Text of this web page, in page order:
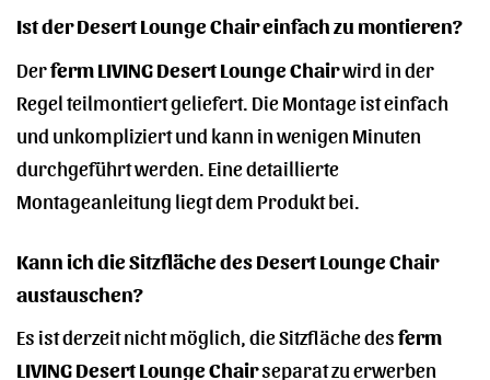
Ist der Desert Lounge Chair einfach zu montieren?
Derferm LIVING Desert Lounge Chairwird in der
Regel teilmontiert geliefert. Die Montage ist einfach
und unkompliziert und kann in wenigen Minuten
durchgeführt werden. Eine detaillierte
Montageanleitung liegt dem Produkt bei.
Kann ich die Sitzfläche des Desert Lounge Chair
austauschen?
Es ist derzeit nicht möglich, die Sitzfläche desferm
LIVING Desert Lounge Chairseparat zu erwerben